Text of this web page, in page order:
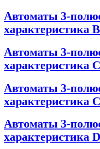
Автоматы 3-
характеристика В
Автоматы 3-
характеристика С
Автоматы 3-
характеристика C
Автоматы 3-
характеристика D